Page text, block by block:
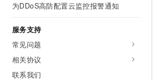
为DDoS高防配置云监控报警通知
服务支持
常见问题
相关协议
联系我们